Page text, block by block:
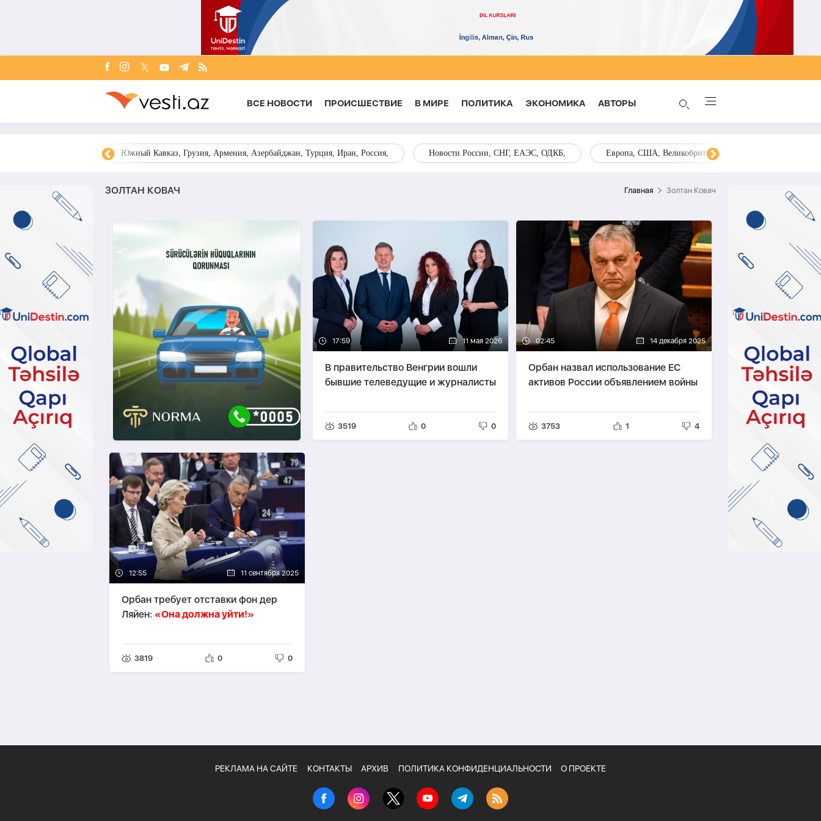
ВСЕ НОВОСТИ ПРОИСШЕСТВИЕ В МИРЕ ПОЛИТИКА ЭКОНОМИКА AВТОРЫ
Южный Кавказ, Грузия, Армения, Азербайджан, Турция, Иран, Россия, Новости России, СНГ, ЕАЭС, ОДКБ, Европа, США, Великобритания, Украина, Запад,
ЗОЛТАН КОВАЧ Главная Золтан Ковач
17:59 11 мая 2026
В правительство Венгрии вошли
бывшие телеведущие и журналисты
3519 0 0
02:45 14 декабря 2025
Орбан назвал использование ЕС
активов России объявлением войны
3753 1 4
12:55 11 сентября 2025
Орбан требует отставки фон дер
Ляйен: «Она должна уйти!»
3819 0 0
РЕКЛАМА НА САЙТЕ КОНТАКТЫ АРХИВ ПОЛИТИКА КОНФИДЕНЦИАЛЬНОСТИ О ПРОЕКТЕ